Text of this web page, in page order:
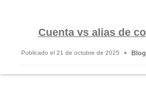
Cuenta vs alias de
Publicado el 21 de octubre de 2025 Blog